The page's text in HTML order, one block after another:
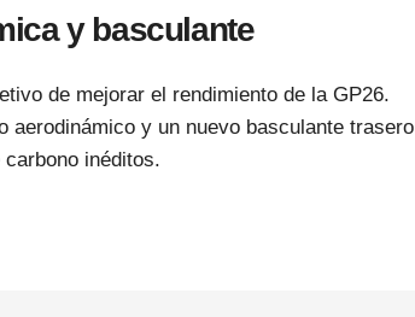
y basculante
de mejorar el rendimiento de la GP26.
aerodinámico y un nuevo basculante trasero
inéditos.